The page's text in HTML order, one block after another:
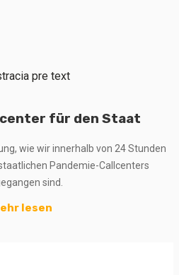
für den Staat
wie wir innerhalb von 24 Stunden
Pandemie-Callcenters
sind.
lesen